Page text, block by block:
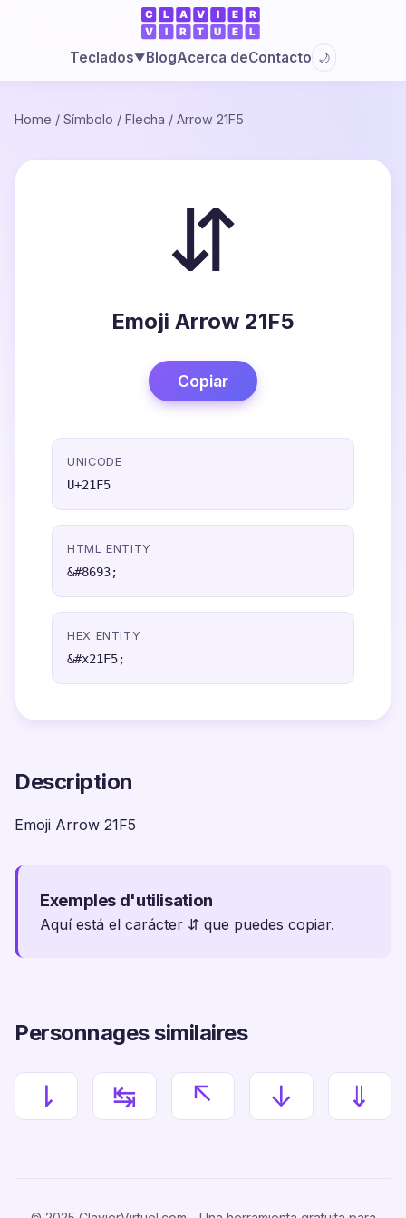
Teclados▼BlogAcerca deContacto 🌙
Home / Símbolo / Flecha / Arrow 21F5
⇵
Emoji Arrow 21F5
Copiar
UNICODE
U+21F5
HTML ENTITY
&#8693;
HEX ENTITY
&#x21F5;
Description
Emoji Arrow 21F5
Exemples d'utilisation
Aquí está el carácter ⇵ que puedes copiar.
Personnages similaires
⇂ ↹ ↖ ↓ ⇓